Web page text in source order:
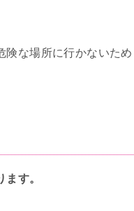
険な場所に行かないため
す。